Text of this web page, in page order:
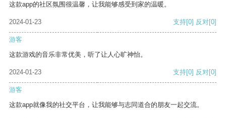
这款app的社区氛围很温馨，让我能够感受到家的温暖。
2024-01-23 支持[0] 反对[0]
游客
这款游戏的音乐非常优美，听了让人心旷神怡。
2024-01-23 支持[0] 反对[0]
游客
这款app就像我的社交平台，让我能够与志同道合的朋友一起交流。